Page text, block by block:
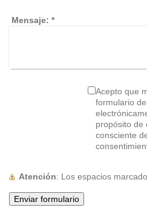
Mensaje: *
Acepto que
formulario
electrónicamente y
propósito de
consciente
Atención : Los espacios